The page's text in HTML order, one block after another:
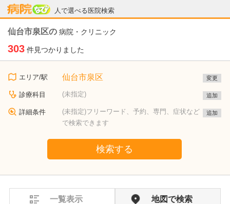
人で選べる医院検索
病院なび
仙台市泉区の 病院・クリニック
303 件見つかりました
エリア/駅 仙台市泉区 変更
診療科目 (未指定) 追加
詳細条件
(未指定)フリーワード、予約、専門、症状など
で検索できます
追加
検索する
一覧表示 地図で検索